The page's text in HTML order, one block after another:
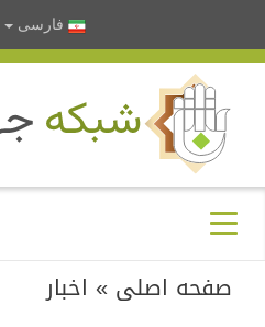
فارسى
صفحه اصلی » اخبار